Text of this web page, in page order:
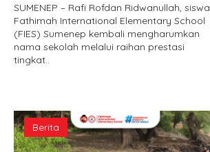
SUMENEP – Rafi Rofdan Ridwanullah, siswa
Fathimah International Elementary School
(FIES) Sumenep kembali mengharumkan
nama sekolah melalui raihan prestasi
tingkat..
Berita